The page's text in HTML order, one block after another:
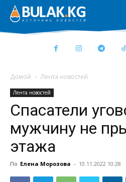
Домой Лента новостей
Лента новостей
Спасатели
мужчину не
этажа
По Елена Морозова - 10.11.2022 10:28